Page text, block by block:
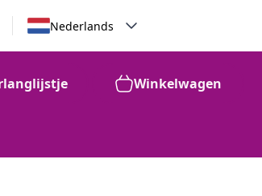
Nederlands
Winkelwagen